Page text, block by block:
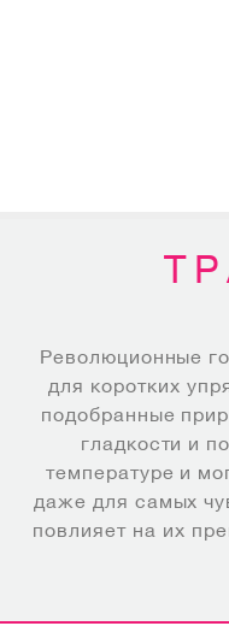
Революционные
для коротких
подобранные
гладкости и
температуре и
даже для самых
повлияет на их